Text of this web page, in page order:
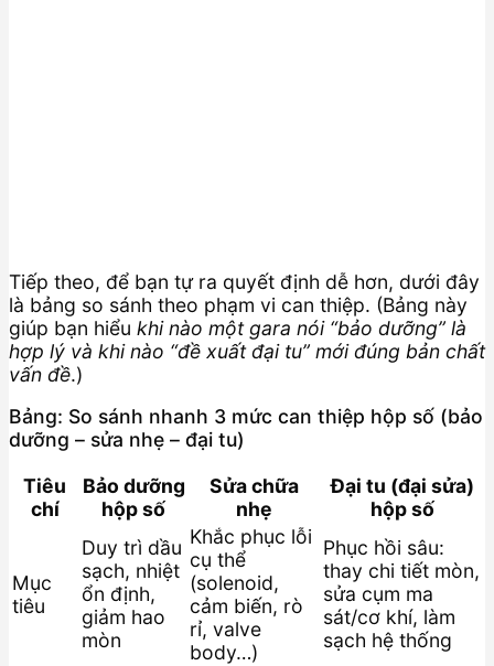
Tiếp theo, để bạn tự ra quyết định dễ hơn, dưới đây
là bảng so sánh theo phạm vi can thiệp. (Bảng này
giúp bạn hiểu khi nào một gara nói “bảo dưỡng” là
hợp lý và khi nào “đề xuất đại tu” mới đúng bản chất
vấn đề.)
Bảng: So sánh nhanh 3 mức can thiệp hộp số (bảo
dưỡng – sửa nhẹ – đại tu)
Tiêu
chí
Bảo dưỡng
hộp số
Sửa chữa
nhẹ
Đại tu (đại sửa)
hộp số
Mục
tiêu
Duy trì dầu
sạch, nhiệt
ổn định,
giảm hao
mòn
Khắc phục lỗi
cụ thể
(solenoid,
cảm biến, rò
rỉ, valve
body…)
Phục hồi sâu:
thay chi tiết mòn,
sửa cụm ma
sát/cơ khí, làm
sạch hệ thống